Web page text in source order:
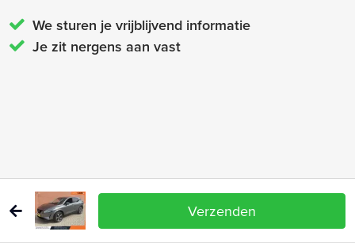
We sturen je vrijblijvend informatie
Je zit nergens aan vast
Verzenden